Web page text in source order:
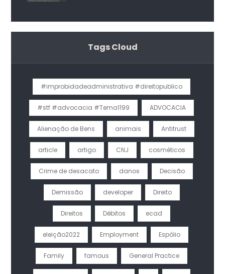
Tags Cloud
#improbidadeadministrativa #direitopublico
#stf #advocacia #Tema1199 ADVOCACIA
Alienação de Bens animais Antitrust
article artigo CNJ cosméticos
Crime de desacato danos Decisão
Demissão developer Direito
Direitos Débitos ecad
eleição2022 Employment Espólio
Family famous General Practice